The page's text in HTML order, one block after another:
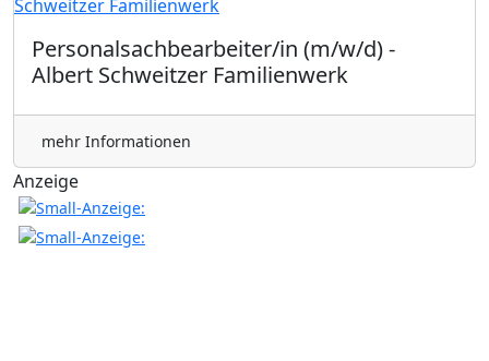
Personalsachbearbeiter/in (m/w/d) -
Albert Schweitzer Familienwerk
mehr Informationen
Anzeige